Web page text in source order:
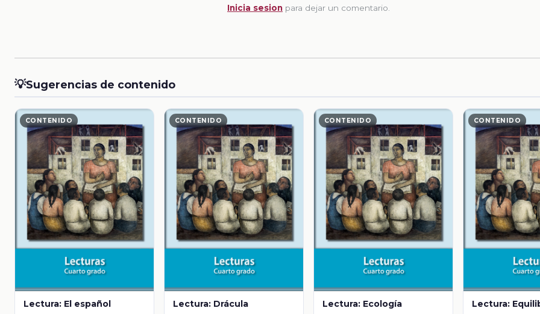
Inicia sesion para dejar un comentario.
💡Sugerencias de contenido
CONTENIDO
Lectura: El español
CONTENIDO
Lectura: Drácula
CONTENIDO
Lectura: Ecología
CONTENIDO
Lectura: